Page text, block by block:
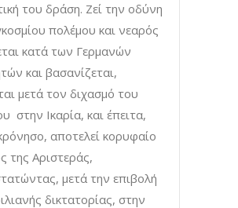
του δράση. Ζεί την οδύνη
πολέμου και νεαρός
κατά των Γερμανών
και βασανίζεται,
μετά τον διχασμό του
στην Ικαρία, και έπειτα,
αποτελεί κορυφαίο
της Αριστεράς,
μετά την επιβολή
δικτατορίας, στην